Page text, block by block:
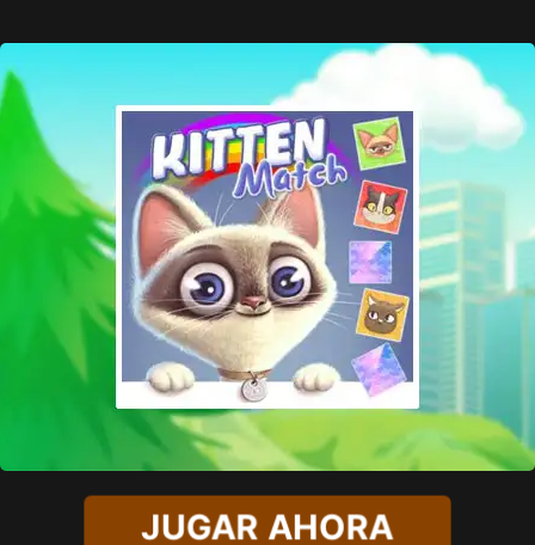
JUGAR AHORA